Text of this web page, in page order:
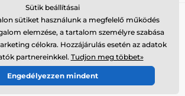
nyakorvek.hu ⦁ Webshop szolgáltatónk a
SIMPLIA.cz
Sütik beállításai
sütiket használunk a megfelelő működés
elemzése, a tartalom személyre szabása
célokra. Hozzájárulás esetén az adatok
partnereinkkel. Tudjon meg többet»
Engedélyezzen mindent